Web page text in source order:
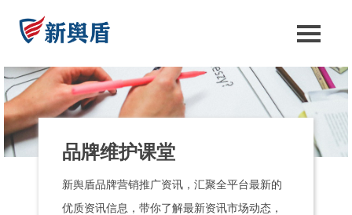
品牌维护课堂
新舆盾品牌营销推广资讯，汇聚全平台最新的
优质资讯信息，带你了解最新资讯市场动态，